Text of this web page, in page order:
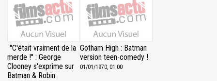
''C'était vraiment de la
merde !'' : George
Clooney s'exprime sur
Batman & Robin
Gotham High : Batman
version teen-comedy !
01/01/1970, 01:00